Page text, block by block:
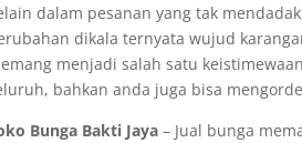
dalam pesanan yang tak
dikala ternyata wujud
menjadi salah satu
bahkan anda juga bisa
Bunga Bakti Jaya – Jual bunga